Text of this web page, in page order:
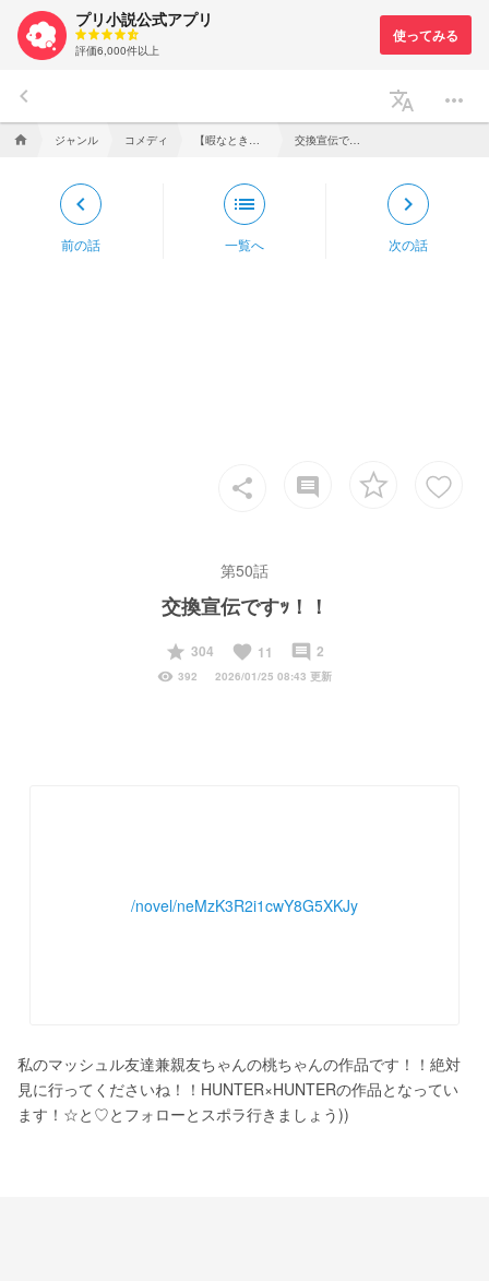
プリ小説公式アプリ
評価6,000件以上
keyboard_arrow_left translate more_horiz
home ジャンル コメディ
keyboard_arrow_left
前の話
list
一覧へ
keyboard_arrow_right
次の話
share insert_comment
第50話
交換宣伝ですｯ！！
start
304 favorite 11 insert_comment 2
visibility 392 2026/01/25 08:43 更新
/novel/neMzK3R2i1cwY8G5XKJy
私のマッシュル友達兼親友ちゃんの桃ちゃんの作品です！！絶対
見に行ってくださいね！！HUNTER×HUNTERの作品となってい
ます！☆と♡とフォローとスポラ行きましょう))